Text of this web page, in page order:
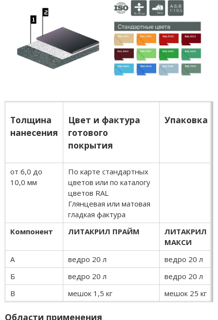
Толщина
нанесения
Цвет и фактура
готового
покрытия
Упаковка
от 6,0 до
10,0 мм
По карте стандартных
цветов или по каталогу
цветов RAL
Глянцевая или матовая
гладкая фактура
Компонент
ЛИТАКРИЛ ПРАЙМ
ЛИТАКРИЛ
МАКСИ
А
ведро 20 л
ведро 20 л
Б
ведро 20 л
ведро 20 л
В
мешок 1,5 кг мешок 25 кг
Области применения